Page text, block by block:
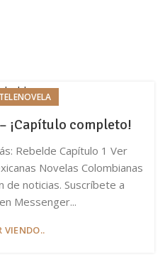
¡Capítulo completo!
Rebelde Capítulo 1 Ver
Novelas Colombianas
noticias. Suscríbete a
Messenger...
VIENDO..